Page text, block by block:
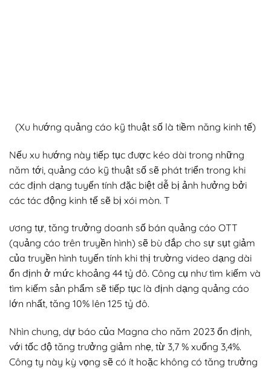
(Xu hướng quảng cáo kỹ thuật số là tiềm năng kinh tế)
Nếu xu hướng này tiếp tục được kéo dài trong những
năm tới, quảng cáo kỹ thuật số sẽ phát triển trong khi
các định dạng tuyến tính đặc biệt dễ bị ảnh hưởng bởi
các tác động kinh tế sẽ bị xói mòn. T
ương tự, tăng trưởng doanh số bán quảng cáo OTT
(quảng cáo trên truyền hình) sẽ bù đắp cho sự sụt giảm
của truyền hình tuyến tính khi thị trường video dạng dài
ổn định ở mức khoảng 44 tỷ đô. Công cụ như tìm kiếm và
tìm kiếm sản phẩm sẽ tiếp tục là định dạng quảng cáo
lớn nhất, tăng 10% lên 125 tỷ đô.
Nhìn chung, dự báo của Magna cho năm 2023 ổn định,
với tốc độ tăng trưởng giảm nhẹ, từ 3,7 % xuống 3,4%.
Công ty này kỳ vọng sẽ có ít hoặc không có tăng trưởng